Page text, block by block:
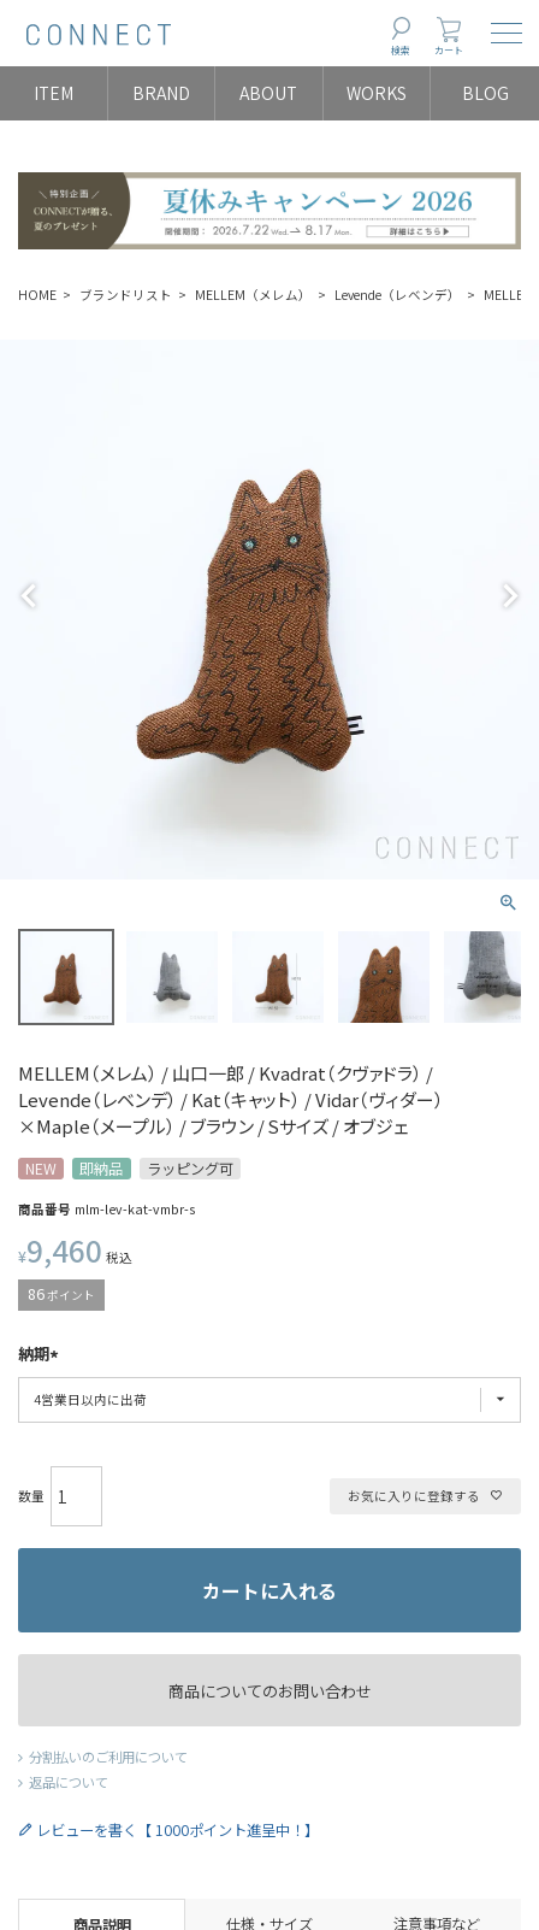
検索 カート
ITEM BRAND ABOUT WORKS BLOG
HOME ブランドリスト MELLEM（メレム） Levende（レベンデ）
MELLEM（メレム） / 山口一郎 / Kvadrat（クヴァドラ） /
Levende（レベンデ） / Kat（キャット） / Vidar（ヴィダー）
×Maple（メープル） / ブラウン / Sサイズ / オブジェ
NEW 即納品 ラッピング可
商品番号 mlm-lev-kat-vmbr-s
¥9,460 税込
86ポイント
納期
お気に入りに登録する
カートに入れる
商品についてのお問い合わせ
分割払いのご利用について
返品について
レビューを書く【 1000ポイント進呈中！】
商品説明 仕様・サイズ 注意事項など